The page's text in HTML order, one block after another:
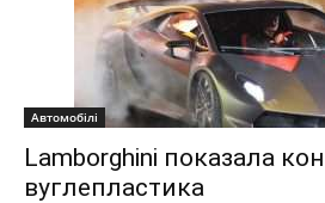
Автомобілі
Lamborghini показала
вуглепластика